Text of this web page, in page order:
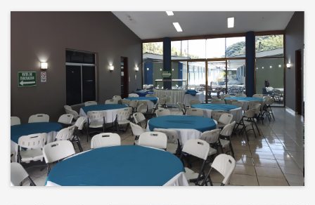
El éxito no es solo un destino, es el
impacto que dejamos en el
camino